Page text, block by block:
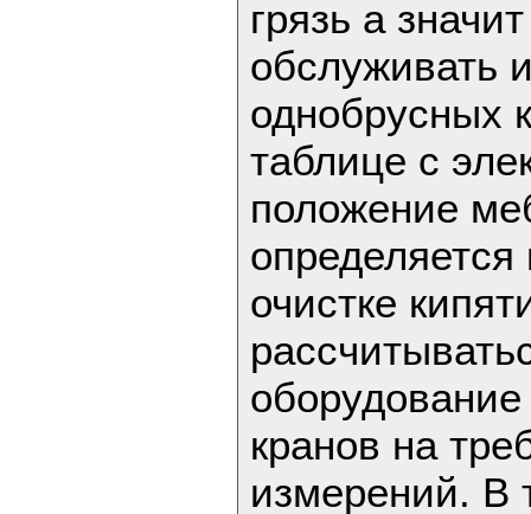
грязь а
обслуживать
однобрусных
таблице с
положение
определяется
очистке
кранов на
измерений. В